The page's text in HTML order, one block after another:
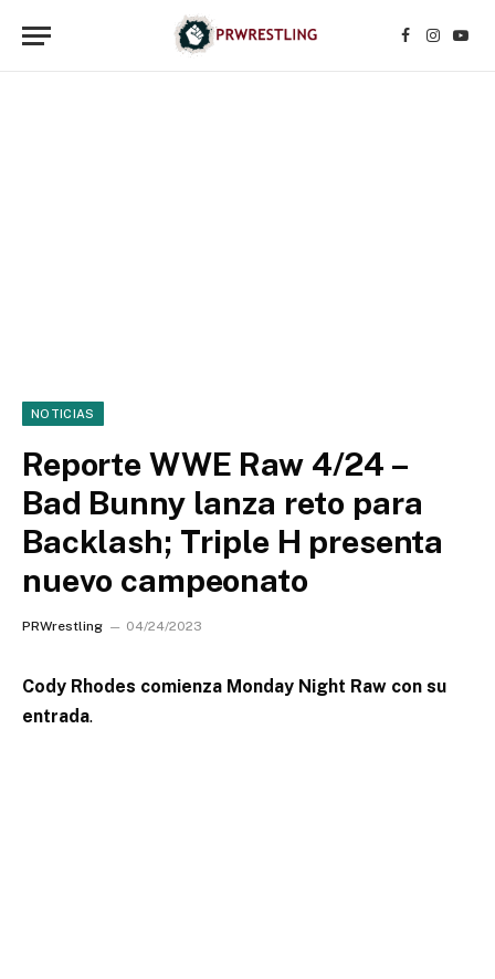
Facebook
NOTICIAS
Reporte WWE Raw 4/24 –
Bad Bunny lanza reto para
Backlash; Triple H presenta
nuevo campeonato
PRWrestling 04/24/2023
Cody Rhodes comienza Monday Night Raw con su
entrada.